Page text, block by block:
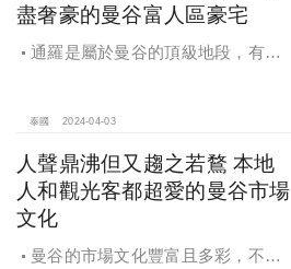
盡奢豪的曼谷富人區豪宅
通羅是屬於曼谷的頂級地段，有著
泰國 2024-04-03
人聲鼎沸但又趨之若鶩 本地
人和觀光客都超愛的曼谷市場
文化
曼谷的市場文化豐富且多彩，不僅